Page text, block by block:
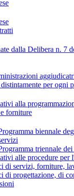
dalla Delibera n. 7
per ogni
alla
forniture
biennale
triennale
alle procedure per
di servizi, forniture,
di progettazione, di